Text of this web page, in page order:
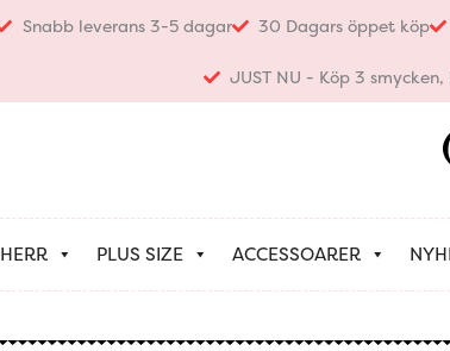
Snabb leverans 3-5 dagar 30 Dagars öppet köp
JUST NU - Köp 3
HERR PLUS SIZE ACCESSOARER